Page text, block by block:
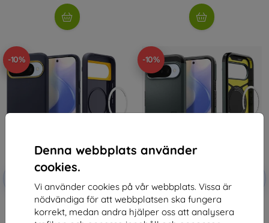
Denna webbplats använder
cookies.
Vi använder cookies på vår webbplats. Vissa är
nödvändiga för att webbplatsen ska fungera
korrekt, medan andra hjälper oss att analysera
-10%
Rabatt
kupong
Spigen Nano Pop MagSafe
Blåbär Navy - Google Pixel 10
-10%
kupong
Spigen Tough Armor MagSafe,
abyss green - Google Pixel 10